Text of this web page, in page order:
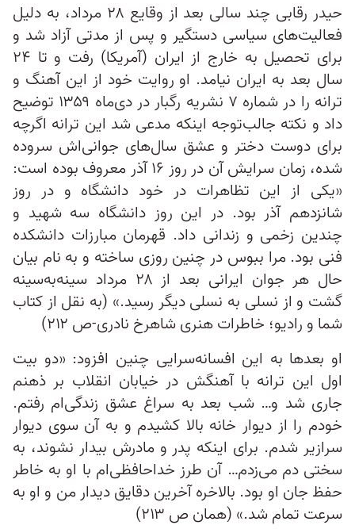
حیدر رقابی چند سالی بعد از وقایع ۲۸ مرداد، به دلیل
فعالیت‌های سیاسی دستگیر و پس از مدتی آزاد شد و
برای تحصیل به خارج از ایران (آمریکا) رفت و تا ۲۴
سال بعد به ایران نیامد. او روایت خود از این آهنگ و
ترانه را در شماره ۷ نشریه رگبار در دی‌ماه ۱۳۵۹ توضیح
داد و نکته جالب‌توجه اینکه مدعی شد این ترانه اگرچه
برای دوست دختر و عشق‌ سال‌های جوانی‌اش سروده‌‌
شده،‌ زمان سرایش آن در روز ۱۶ آذر معروف بوده است:
«یکی از این تظاهرات در خود دانشگاه و در روز
شانزدهم آذر بود. در این روز دانشگاه سه شهید و
چندین زخمی و زندانی داد. قهرمان مبارزات دانشکده
فنی بود. مرا ببوس در چنین روزی ساخته و به نام بیان
حال هر جوان ایرانی بعد از ۲۸ مرداد سینه‌به‌سینه
گشت و از نسلی به نسلی دیگر رسید.» (به نقل از کتاب
شما و رادیو؛ خاطرات هنری شاهرخ نادری-ص ۲۱۲)
او بعدها به این افسانه‌سرایی چنین افزود: «دو بیت
اول این ترانه با آهنگش در خیابان انقلاب بر ذهنم
جاری شد و… شب بعد به سراغ عشق زندگی‌ام رفتم.
خودم را از دیوار خانه بالا کشیدم و به آن سوی دیوار
سرازیر شدم. برای اینکه پدر و مادرش بیدار نشوند، به
سختی دم می‌زدم… آن طرز خداحافظی‌ام با او به خاطر
حفظ جان او بود. بالاخره آخرین دقایق دیدار من و او به
سرعت تمام شد.» (همان ص ۲۱۳)